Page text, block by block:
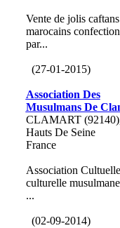
Vente de jolis caftans
marocains
par...
(27-01-2015)
Association Des
Musulmans De
CLAMART
Hauts De Seine
France
Association
culturelle
...
(02-09-2014)